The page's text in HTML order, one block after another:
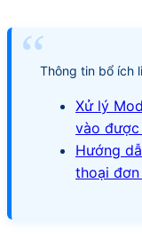
Thông tin bổ ích
Xử lý
vào được
Hướng
thoại